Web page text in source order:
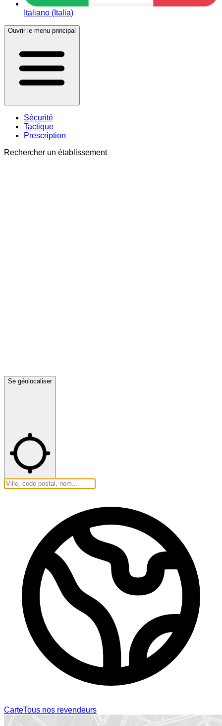
Italiano (Italia)
Ouvrir le menu principal
Sécurité
Tactique
Prescription
Rechercher un établissement
Se géolocaliser
CarteTous nos revendeurs